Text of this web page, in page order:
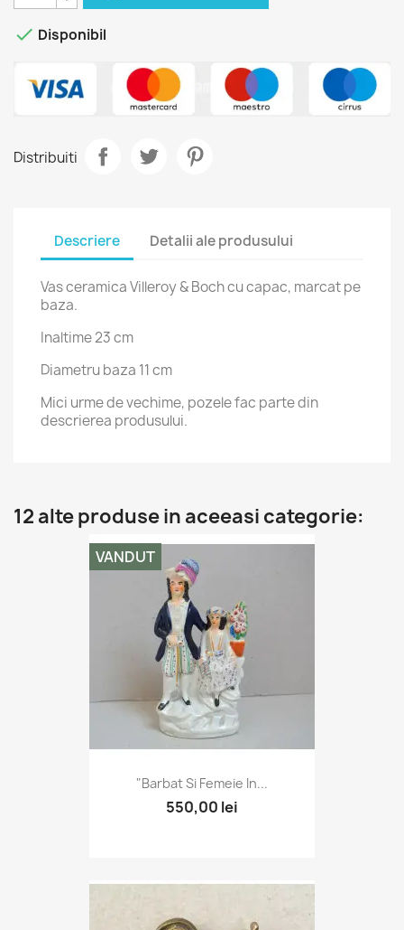
 Disponibil
Distribuiti
Descriere Detalii ale produsului
Vas ceramica Villeroy & Boch cu capac, marcat pe
baza.
Inaltime 23 cm
Diametru baza 11 cm
Mici urme de vechime, pozele fac parte din
descrierea produsului.
12 alte produse in aceeasi categorie:
"Barbat Si Femeie In...
550,00 lei
VANDUT